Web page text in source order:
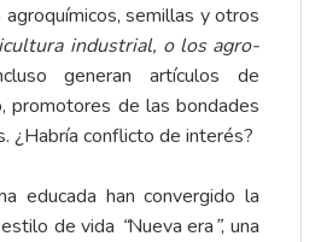
semillas y otros
industrial, o los agro-
generan artículos de
promotores de las bondades
¿Habría conflicto de interés?
educada han convergido la
de vida “Nueva era”, una